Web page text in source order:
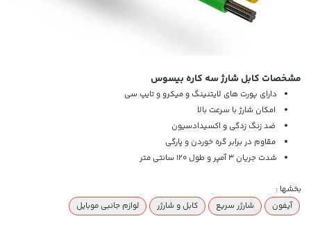
مشخصات کابل شارژ سه کاره بیسوس
دارای پورت های لایتنینگ و میکرو و تایپ سی
امکان شارژ با سرعت بالا
ضد زنگ زدگی و اکسیدادسیون
مقاوم در برابر گره خوردن و پارگی
شدت جریان 3 آمپر و طول 120 سانتی متر
بخشها :
آیفون
شارژر سریع کابل و شارژر لوازم جانبی موبایل